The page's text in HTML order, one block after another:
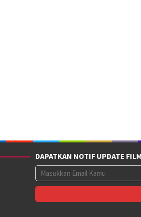
DAPATKAN NOTIF UPDATE FILM